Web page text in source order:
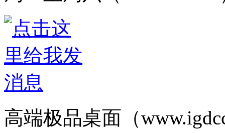
高端极品桌面（